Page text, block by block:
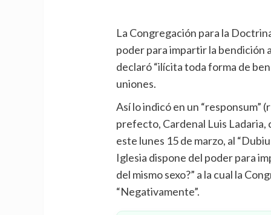
La Congregación para la
poder para impartir la bendición
declaró “ilícita toda forma de
uniones.
Así lo indicó en un
prefecto, Cardenal Luis
este lunes 15 de marzo, al
Iglesia dispone del poder para
del mismo sexo?” a la cual la
“Negativamente”.